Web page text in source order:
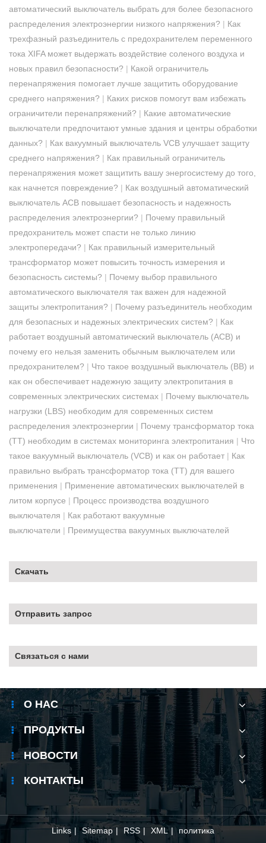
автоматический выключатель выбрать для более безопасного
распределения электроэнергии низкого напряжения? | Как
трехфазный разъединитель с предохранителем переменного
тока XIFA может выдержать воздействие соленого воздуха и
новых правил безопасности? | Какой ограничитель
перенапряжения помогает лучше защитить оборудование
среднего напряжения? | Каких рисков помогут вам избежать
ограничители перенапряжений? | Какие автоматические
выключатели предпочитают умные здания и центры обработки
данных? | Как вакуумный выключатель VCB улучшает защиту
среднего напряжения? | Как правильный ограничитель
перенапряжения может защитить вашу энергосистему до того,
как начнется повреждение? | Как воздушный автоматический
выключатель ACB повышает безопасность и надежность
распределения электроэнергии? | Почему правильный
предохранитель может спасти не только линию
электропередачи? | Как правильный измерительный
трансформатор может повысить точность измерения и
безопасность системы? | Почему выбор правильного
автоматического выключателя так важен для надежной
защиты электропитания? | Почему разъединитель необходим
для безопасных и надежных электрических систем? | Как
работает воздушный автоматический выключатель (ACB) и
почему его нельзя заменить обычным выключателем или
предохранителем? | Что такое воздушный выключатель (ВВ) и
как он обеспечивает надежную защиту электропитания в
современных электрических системах | Почему выключатель
нагрузки (LBS) необходим для современных систем
распределения электроэнергии | Почему трансформатор тока
(ТТ) необходим в системах мониторинга электропитания | Что
такое вакуумный выключатель (VCB) и как он работает | Как
правильно выбрать трансформатор тока (ТТ) для вашего
применения | Применение автоматических выключателей в
литом корпусе | Процесс производства воздушного
выключателя | Как работают вакуумные
выключатели | Преимущества вакуумных выключателей
Скачать
Отправить запрос
Связаться с нами
О НАС
ПРОДУКТЫ
НОВОСТИ
КОНТАКТЫ
Links | Sitemap | RSS | XML | политика